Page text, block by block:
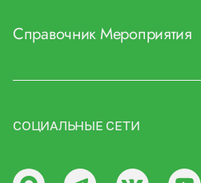
СправочникМероприятия
СОЦИАЛЬНЫЕ СЕТИ